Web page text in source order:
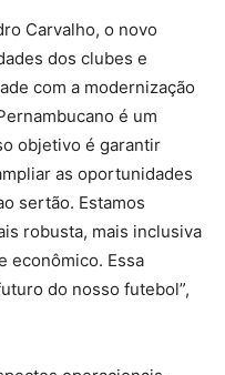
Carvalho, o novo
dos clubes e
com a modernização
é um
objetivo é garantir
as oportunidades
sertão. Estamos
robusta, mais inclusiva
econômico. Essa
do nosso futebol”,